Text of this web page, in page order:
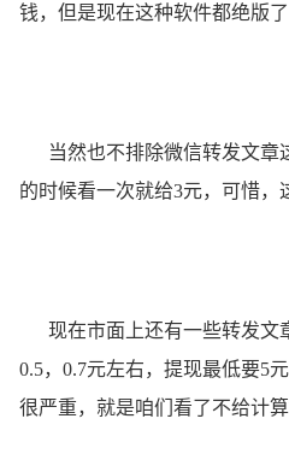
钱，但是现在这种软件都绝版
当然也不排除微信转发文章
的时候看一次就给3元，可惜，
现在市面上还有一些转发文
0.5，0.7元左右，提现最低要5
很严重，就是咱们看了不给计算